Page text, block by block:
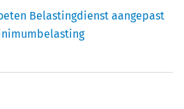
Belastingdienst aangepast